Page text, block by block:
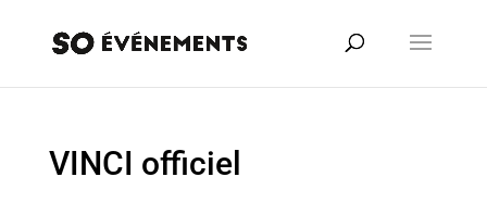
VINCI officiel